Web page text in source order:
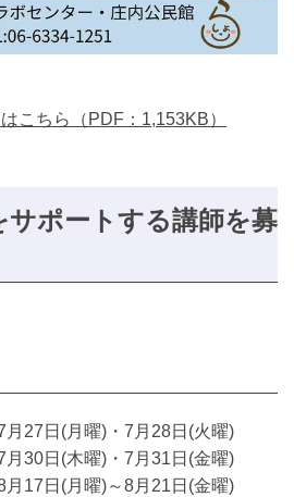
こちら（PDF：1,153KB）
サポートする講師を募
月27日(月曜)・7月28日(火曜)
月30日(木曜)・7月31日(金曜)
月17日(月曜)～8月21日(金曜)